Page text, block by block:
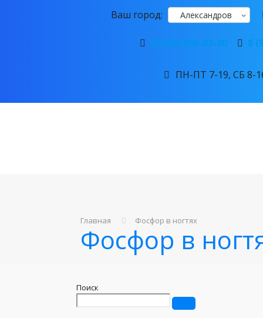
Ваш город: Александров
8 (920) 906-83-80 8
ПН-ПТ 7-19, СБ 8-
Главная Фосфор в ногтях
Фосфор в
Поиск